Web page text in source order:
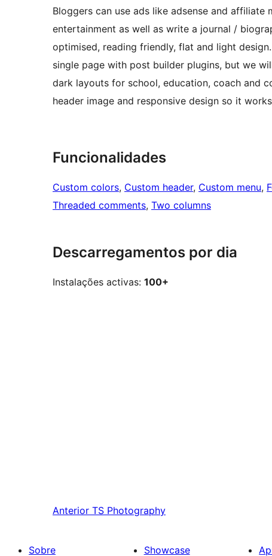
Bloggers can use ads like adsense and
entertainment as well as write a journal /
optimised, reading friendly, flat and light
single page with post builder plugins, but we
dark layouts for school, education, coach and
header image and responsive design so it
Funcionalidades
Custom colors, Custom header, Custom menu,
Threaded comments, Two columns
Descarregamentos por dia
Instalações activas: 100+
Anterior TS Photography
Sobre Showcase